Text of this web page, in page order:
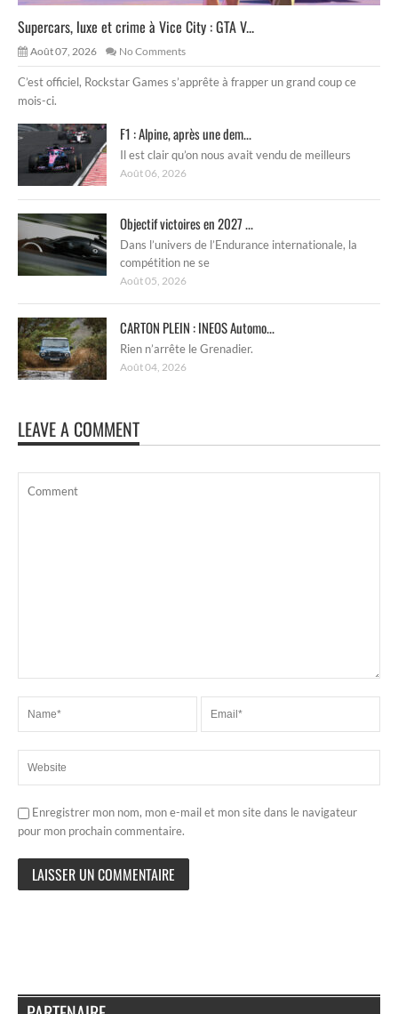
Supercars, luxe et crime à Vice City : GTA V...
Août 07, 2026 No Comments
C’est officiel, Rockstar Games s’apprête à frapper un grand coup ce
mois-ci.
F1 : Alpine, après une dem...
Il est clair qu’on nous avait vendu de meilleurs
Août 06, 2026
Objectif victoires en 2027 ...
Dans l’univers de l’Endurance internationale, la
compétition ne se
Août 05, 2026
CARTON PLEIN : INEOS Automo...
Rien n’arrête le Grenadier.
Août 04, 2026
LEAVE A COMMENT
Enregistrer mon nom, mon e-mail et mon site dans le navigateur
pour mon prochain commentaire.